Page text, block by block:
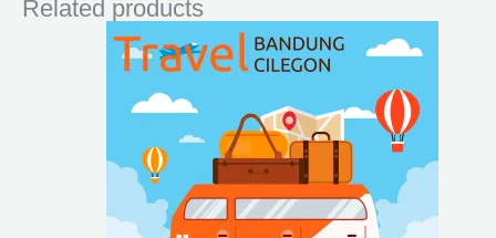
Related products